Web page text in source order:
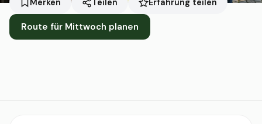
Merken Teilen
Route für Mittwoch planen